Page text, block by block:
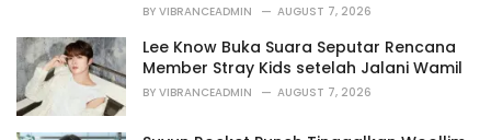
BY VIBRANCEADMIN AUGUST 7, 2026
Lee Know Buka Suara Seputar Rencana
Member Stray Kids setelah Jalani Wamil
BY VIBRANCEADMIN AUGUST 7, 2026